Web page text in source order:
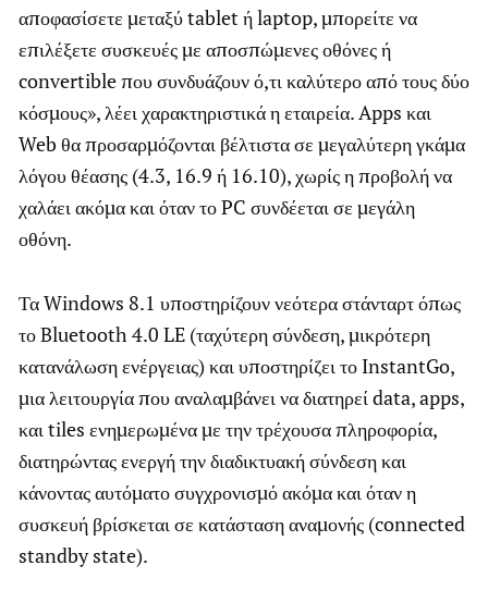
αποφασίσετε μεταξύ tablet ή laptop, μπορείτε να
επιλέξετε συσκευές με αποσπώμενες οθόνες ή
convertible που συνδυάζουν ό,τι καλύτερο από τους δύο
κόσμους», λέει χαρακτηριστικά η εταιρεία. Apps και
Web θα προσαρμόζονται βέλτιστα σε μεγαλύτερη γκάμα
λόγου θέασης (4.3, 16.9 ή 16.10), χωρίς η προβολή να
χαλάει ακόμα και όταν το PC συνδέεται σε μεγάλη
οθόνη.
Τα Windows 8.1 υποστηρίζουν νεότερα στάνταρτ όπως
το Bluetooth 4.0 LE (ταχύτερη σύνδεση, μικρότερη
κατανάλωση ενέργειας) και υποστηρίζει το InstantGo,
μια λειτουργία που αναλαμβάνει να διατηρεί data, apps,
και tiles ενημερωμένα με την τρέχουσα πληροφορία,
διατηρώντας ενεργή την διαδικτυακή σύνδεση και
κάνοντας αυτόματο συγχρονισμό ακόμα και όταν η
συσκευή βρίσκεται σε κατάσταση αναμονής (connected
standby state).